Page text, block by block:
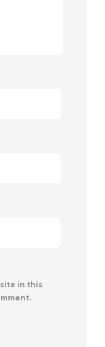
in this